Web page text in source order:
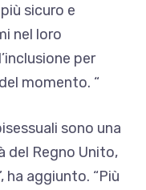
sicuro e
nel loro
per
momento. “
sono una
del Regno Unito,
ha aggiunto. “Più